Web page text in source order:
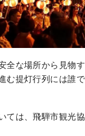
全な場所から見物
む提灯行列には誰
ては、飛騨市観光